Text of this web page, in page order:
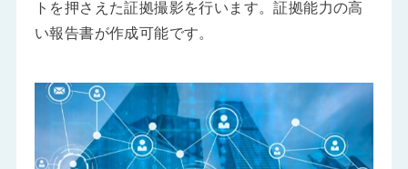
トを押さえた証拠撮影を行います。証拠能力の高
い報告書が作成可能です。